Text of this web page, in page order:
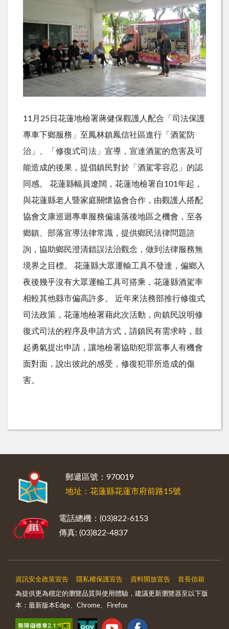
11月25日花蓮地檢署蔣健保觀護人配合「司法保護
專車下鄉服務」至鳳林鎮鳳信社區進行「酒駕防
治」、「修復式司法」宣導，宣達酒駕的危害及可
能造成的後果，提倡鎮民對於「酒駕零容忍」的認
同感。 花蓮縣幅員遼闊，花蓮地檢署自101年起，
與花蓮縣老人暨家庭關懷協會合作，由觀護人搭配
協會文康巡迴專車服務偏遠落後地區之機會，至各
鄉鎮、部落宣導法律常識，提供鄉民法律問題諮
詢，協助鄉民澄清錯誤法治觀念，做到法律服務無
境界之目標。 花蓮縣大眾運輸工具不發達，偏鄉入
夜後幾乎沒有大眾運輸工具可搭乘，花蓮縣酒駕率
相較其他縣市偏高許多。 近年來法務部推行修復式
司法政策，花蓮地檢署藉此次活動，向鎮民說明修
復式司法的程序及申請方式，請鎮民有需求時，鼓
起勇氣提出申請，讓地檢署協助犯罪當事人有機會
面對面，說出彼此的感受，修復犯罪所造成的傷
害。
郵遞區號：970019
地址：花蓮縣花蓮市府前路15號
電話總機：(03)822-6153
傳真: (03)822-4837
資訊安全政策宣告 隱私權保護宣告 資料開放宣告 首長信箱
為提供更為穩定的瀏覽品質與使用體驗，建議更新瀏覽器至以下版
本：最新版本Edge、Chrome、Firefox